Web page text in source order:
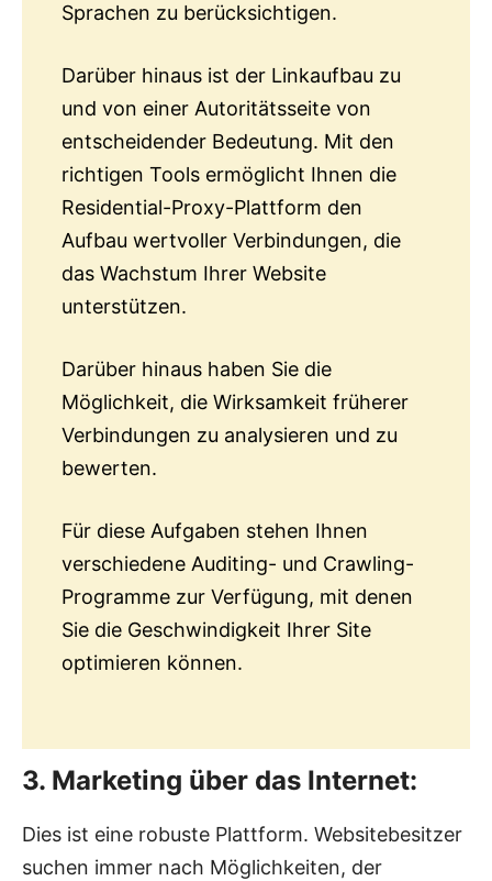
Sprachen zu berücksichtigen.
Darüber hinaus ist der Linkaufbau zu
und von einer Autoritätsseite von
entscheidender Bedeutung. Mit den
richtigen Tools ermöglicht Ihnen die
Residential-Proxy-Plattform den
Aufbau wertvoller Verbindungen, die
das Wachstum Ihrer Website
unterstützen.
Darüber hinaus haben Sie die
Möglichkeit, die Wirksamkeit früherer
Verbindungen zu analysieren und zu
bewerten.
Für diese Aufgaben stehen Ihnen
verschiedene Auditing- und Crawling-
Programme zur Verfügung, mit denen
Sie die Geschwindigkeit Ihrer Site
optimieren können.
3. Marketing über das Internet:
Dies ist eine robuste Plattform. Websitebesitzer
suchen immer nach Möglichkeiten, der